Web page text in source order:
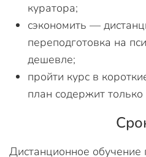
куратора;
сэкономить —
переподготовка на
дешевле;
пройти курс в
план содержит
Дистанционное обучение